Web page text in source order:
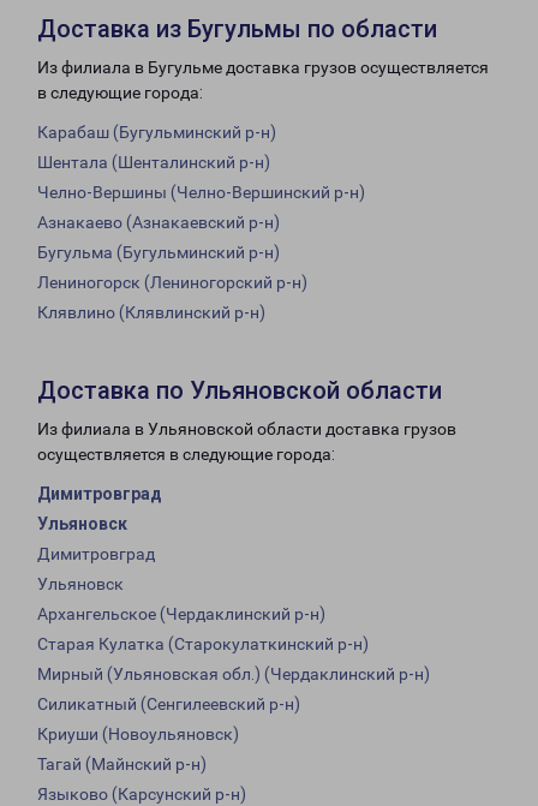
Доставка из Бугульмы по области
Из филиала в Бугульме доставка грузов осуществляется
в следующие города:
Карабаш (Бугульминский р-н)
Шентала (Шенталинский р-н)
Челно-Вершины (Челно-Вершинский р-н)
Азнакаево (Азнакаевский р-н)
Бугульма (Бугульминский р-н)
Лениногорск (Лениногорский р-н)
Клявлино (Клявлинский р-н)
Доставка по Ульяновской области
Из филиала в Ульяновской области доставка грузов
осуществляется в следующие города:
Димитровград
Ульяновск
Димитровград
Ульяновск
Архангельское (Чердаклинский р-н)
Старая Кулатка (Старокулаткинский р-н)
Мирный (Ульяновская обл.) (Чердаклинский р-н)
Силикатный (Сенгилеевский р-н)
Криуши (Новоульяновск)
Тагай (Майнский р-н)
Языково (Карсунский р-н)